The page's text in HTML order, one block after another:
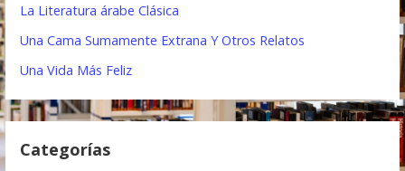
ó
d
La Literatura árabe Clásica
Una Cama Sumamente Extrana Y Otros Relatos
Una Vida Más Feliz
Categorías